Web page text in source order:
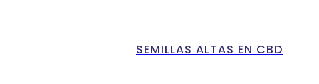
SEMILLAS ALTAS EN CBD